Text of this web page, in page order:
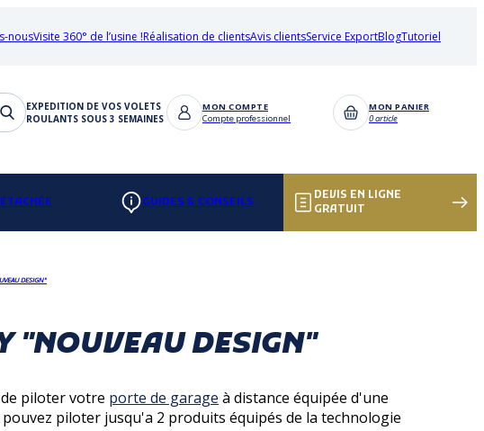
nousVisite 360° de l’usine !Réalisation de clientsAvis clientsService ExportBlogTutoriel
EXPEDITION DE VOS VOLETS
ROULANTS SOUS 3 SEMAINES
MON COMPTE
Compte professionnel
MON PANIER
0 article
GUIDES & CONSEILS
DEVIS EN LIGNE
GRATUIT
DESIGN"
"NOUVEAU DESIGN"
piloter votre porte de garage à distance équipée d'une
piloter jusqu'a 2 produits équipés de la technologie